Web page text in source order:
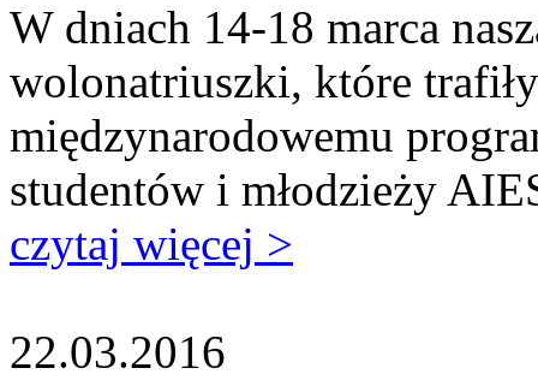
W dniach 14-18 marca
wolonatriuszki, które
międzynarodowemu
studentów i młodzieży
czytaj więcej >
22.03.2016